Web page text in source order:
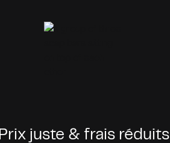
Prix juste & frais réduits